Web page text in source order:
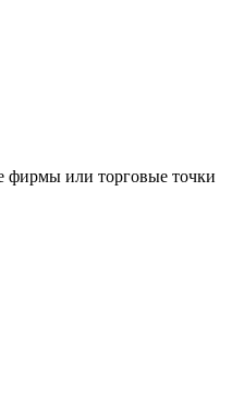
фирмы или торговые точки